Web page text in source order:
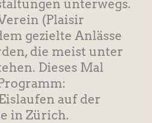
unterwegs.
(Plaisir
gezielte Anlässe
die meist unter
Dieses Mal
auf der
in Zürich.